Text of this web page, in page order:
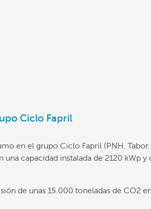
Ciclo Fapril
en el grupo Ciclo Fapril (PNH, Tabor,
capacidad instalada de 2120 kWp y
de unas 15.000 toneladas de CO2